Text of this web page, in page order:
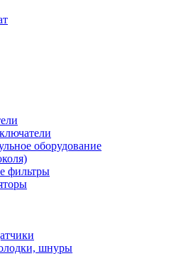
оборудование
фильтры
шнуры